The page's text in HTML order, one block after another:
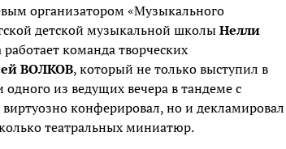
организатором «Музыкального
детской музыкальной школыНелли
команда творческих
ВОЛКОВ, который не только выступил в
одного из ведущих вечера в тандеме с
конферировал, но и декламировал
театральных миниатюр.